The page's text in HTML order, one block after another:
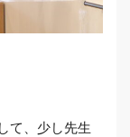
て、少し先生